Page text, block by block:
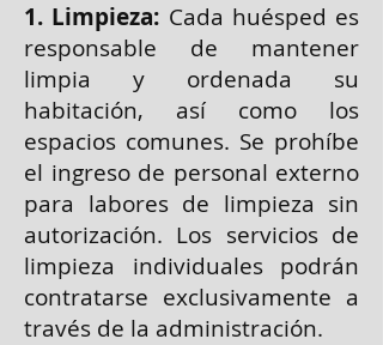
1. Limpieza: Cada huésped es
responsable de mantener
limpia y ordenada su
habitación, así como los
espacios comunes. Se prohíbe
el ingreso de personal externo
para labores de limpieza sin
autorización. Los servicios de
limpieza individuales podrán
contratarse exclusivamente a
través de la administración.